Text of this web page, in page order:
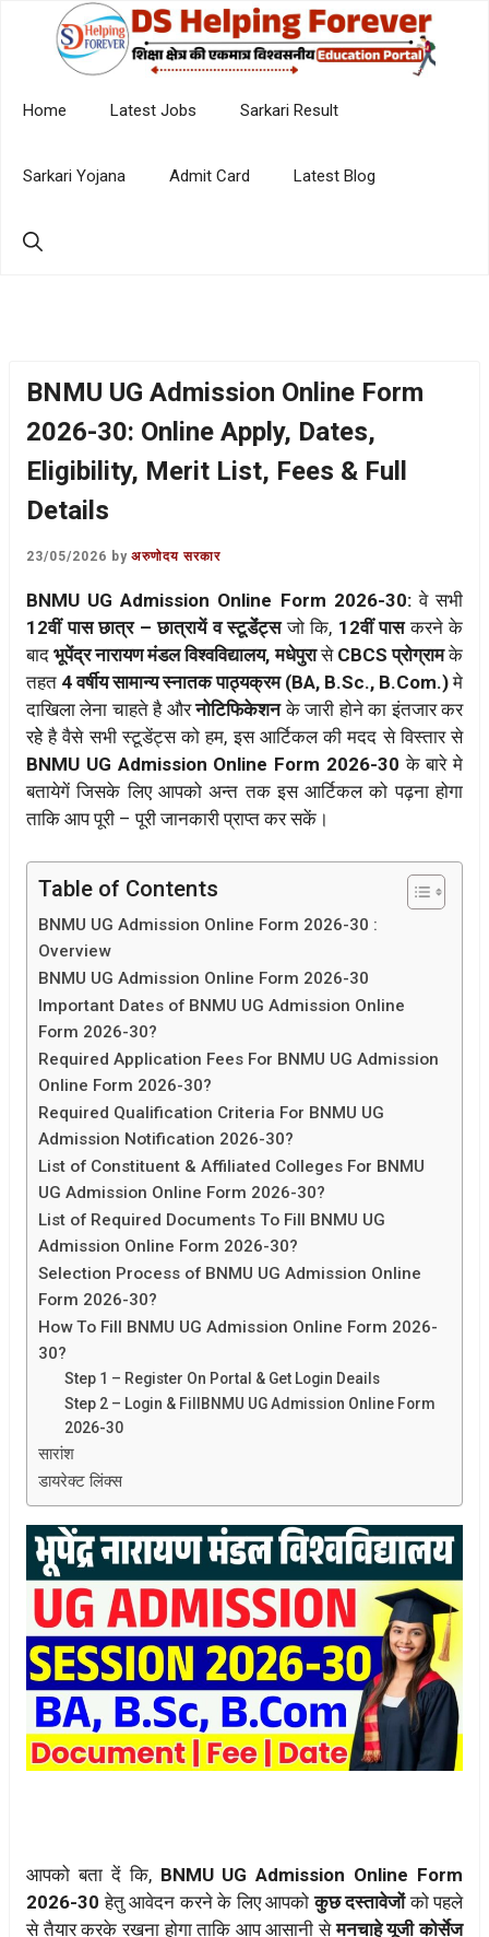
Home Latest Jobs Sarkari Result
Sarkari Yojana Admit Card Latest Blog
BNMU UG Admission Online Form
2026-30: Online Apply, Dates,
Eligibility, Merit List, Fees & Full
Details
23/05/2026 byअरुणोदय सरकार
BNMU UG Admission Online Form 2026-30:वे सभी
12वीं पास छात्र – छात्रायें व स्टूडेंंट्सजो कि, 12वीं पासकरने के
बादभूपेंद्र नारायण मंडल विश्वविद्यालय, मधेपुरासे CBCS प्रोग्रामके
तहत 4 वर्षीय सामान्य स्नातक पाठ्यक्रम (BA, B.Sc., B.Com.)मे
दाखिला लेना चाहते है औरनोटिफिकेशनके जारी होने का इंतजार कर
रहेे है वैसे सभी स्टूडेंट्स को हम, इस आर्टिकल की मदद से विस्तार से
BNMU UG Admission Online Form 2026-30 के बारे मे
बतायेगें जिसके लिए आपको अन्त तक इस आर्टिकल को पढ़ना होगा
ताकि आप पूरी – पूरी जानकारी प्राप्त कर सकें।
Table of Contents
BNMU UG Admission Online Form 2026-30 :
Overview
BNMU UG Admission Online Form 2026-30
Important Dates of BNMU UG Admission Online
Form 2026-30?
Required Application Fees For BNMU UG Admission
Online Form 2026-30?
Required Qualification Criteria For BNMU UG
Admission Notification 2026-30?
List of Constituent & Affiliated Colleges For BNMU
UG Admission Online Form 2026-30?
List of Required Documents To Fill BNMU UG
Admission Online Form 2026-30?
Selection Process of BNMU UG Admission Online
Form 2026-30?
How To Fill BNMU UG Admission Online Form 2026-
30?
Step 1 – Register On Portal & Get Login Deails
Step 2 – Login & FillBNMU UG Admission Online Form
2026-30
सारांश
डायरेक्ट लिंक्स
आपको बता दें कि, BNMU UG Admission Online Form
2026-30 हेतु आवेदन करने के लिए आपको कुछ दस्तावेजोंको पहले
से तैयार करके रखना होगा ताकि आप आसानी सेमनचाहे यूजी कोर्सेज